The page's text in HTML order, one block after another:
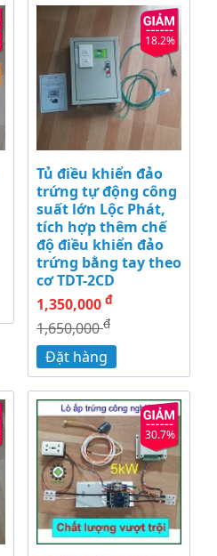
18.2%
Tủ điều khiển đảo
trứng tự động công
suất lớn Lộc Phát,
tích hợp thêm chế
độ điều khiển đảo
trứng bằng tay theo
cơ TDT-2CD
1,350,000 đ
1,650,000đ
Đặt hàng
30.7%